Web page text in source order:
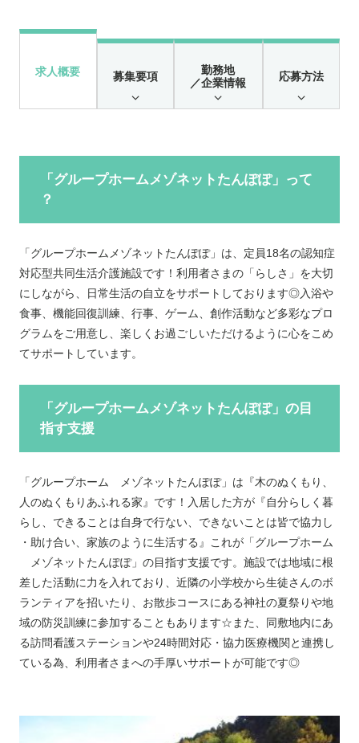
求人概要 募集要項
勤務地
／企業情報
応募方法
「グループホームメゾネットたんぽぽ」って
？
「グループホームメゾネットたんぽぽ」は、定員18名の認知症
対応型共同生活介護施設です！利用者さまの「らしさ」を大切
にしながら、日常生活の自立をサポートしております◎入浴や
食事、機能回復訓練、行事、ゲーム、創作活動など多彩なプロ
グラムをご用意し、楽しくお過ごしいただけるように心をこめ
てサポートしています。
「グループホームメゾネットたんぽぽ」の目
指す支援
「グループホーム メゾネットたんぽぽ」は『木のぬくもり、
人のぬくもりあふれる家』です！入居した方が『自分らしく暮
らし、できることは自身で行ない、できないことは皆で協力し
・助け合い、家族のように生活する』これが「グループホーム
メゾネットたんぽぽ」の目指す支援です。施設では地域に根
差した活動に力を入れており、近隣の小学校から生徒さんのボ
ランティアを招いたり、お散歩コースにある神社の夏祭りや地
域の防災訓練に参加することもあります☆また、 同敷地内にあ
る訪問看護ステーションや24時間対応・協力医療機関と連携し
ている為、利用者さまへの手厚いサポートが可能です◎